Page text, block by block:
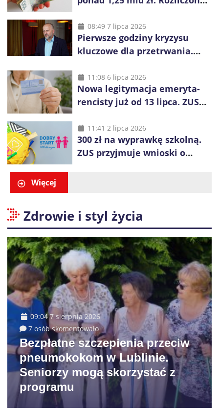
08:49 7 lipca 2026
Pierwsze godziny kryzysu
kluczowe dla przetrwania.
wszystkich od razu
11:08 6 lipca 2026
Nowa legitymacja emeryta-
rencisty już od 13 lipca. ZUS
11:41 2 lipca 2026
300 zł na wyprawkę szkolną.
ZUS przyjmuje wnioski o
Więcej
Zdrowie i styl życia
09:04 7 sierpnia 2026
7 osób skomentowało
Bezpłatne szczepienia przeciw
pneumokokom w Lublinie.
Seniorzy mogą skorzystać z
programu